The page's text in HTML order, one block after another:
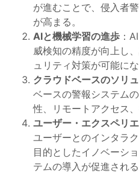
が進むことで、侵入者
が高まる。
AIと機械学習の進歩 ：
威検知の精度が向上し
ュリティ対策が可能にな
クラウドベースのソリ
ベースの警報システム
性、リモートアクセス
ユーザー・エクスペリ
ユーザーとのインタラ
目的としたイノベーシ
テムの導入が促進される